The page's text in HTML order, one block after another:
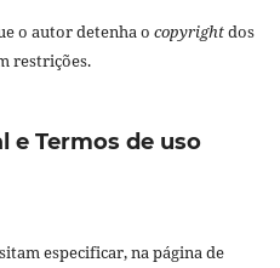
o autor detenha o copyrightdos
restrições.
e Termos de uso
especificar, na página de